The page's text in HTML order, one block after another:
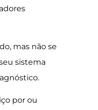
mas não se
sistema
por ou